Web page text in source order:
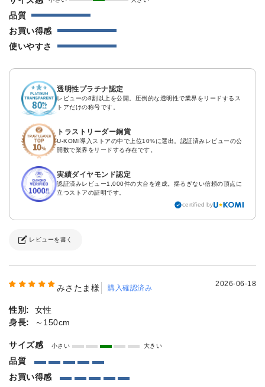
品質
お買い得感
使いやすさ
透明性プラチナ認定
レビューの8割以上を公開。圧倒的な透明性で業界をリードするス
トアだけの称号です。
トラストリーダー銅賞
U-KOMI導入ストアの中で上位10%に選出。認証済みレビューの公
開数で業界をリードする存在です。
実績ダイヤモンド認定
認証済みレビュー1,000件の大台を達成。揺るぎない信頼の頂点に
立つストアの証明です。
certified by
レビューを書く
みさたま様 購入確認済み 2026-06-18
性別:
女性
身長:
～150cm
サイズ感 小さい 大きい
品質
お買い得感